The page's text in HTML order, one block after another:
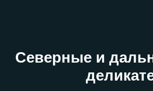
Северные и